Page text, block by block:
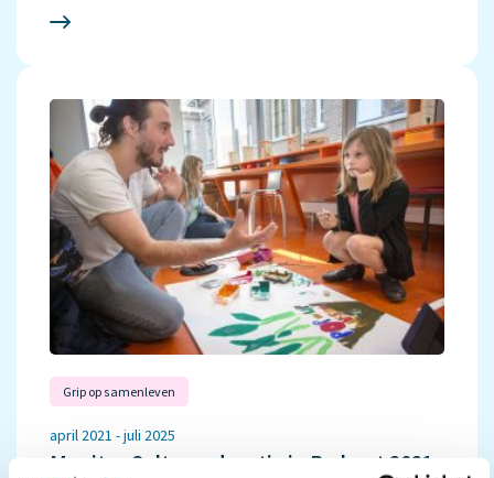
Grip op samenleven
april 2021 - juli 2025
Monitor Cultuureducatie in Brabant 2021-